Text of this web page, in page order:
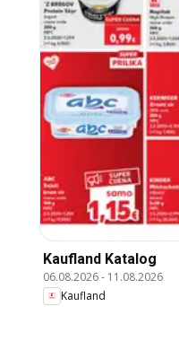
Kaufland Katalog
06.08.2026- 11.08.2026
Kaufland